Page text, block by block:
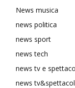
News musica
news politica
news sport
news tech
news tv e
news